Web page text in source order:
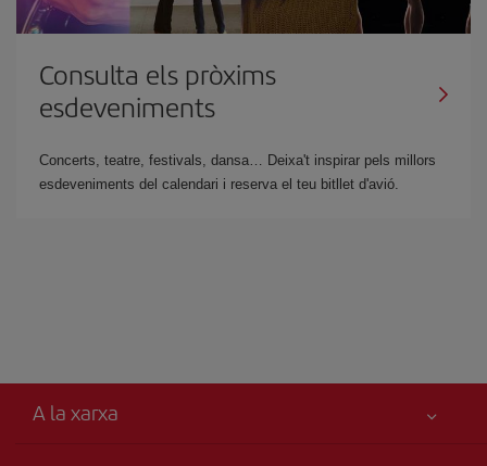
Consulta els pròxims
esdeveniments
Concerts, teatre, festivals, dansa… Deixa't inspirar pels millors
esdeveniments del calendari i reserva el teu bitllet d'avió.
A la xarxa